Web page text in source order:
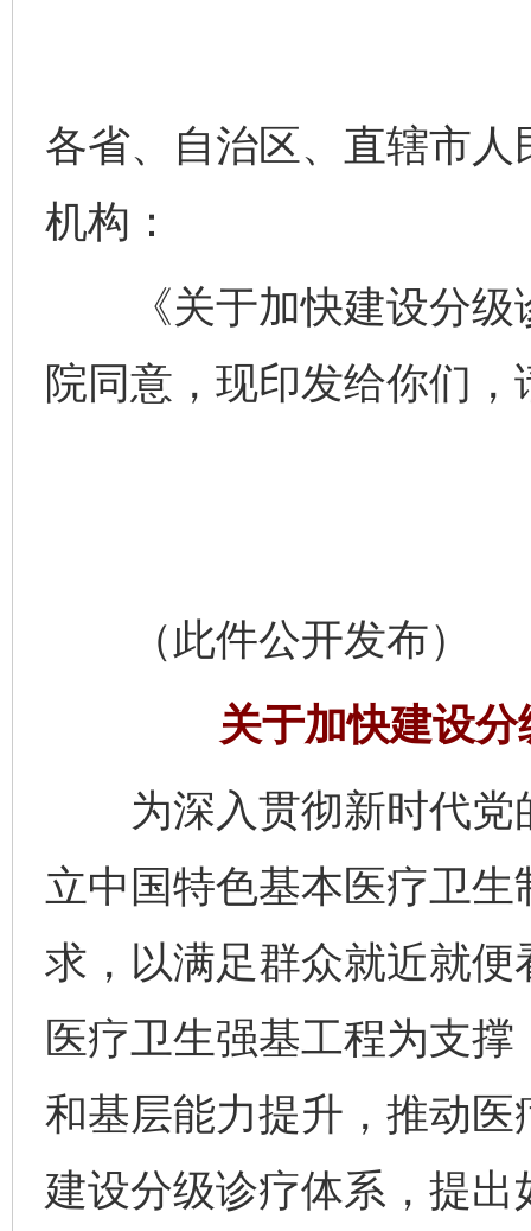
各省、自治区、直辖市
机构：
《关于加快建设分级
院同意，现印发给你们
（此件公开发布）
关于加快建设
为深入贯彻新时代党
立中国特色基本医疗卫
求，以满足群众就近就
医疗卫生强基工程为支
和基层能力提升，推动
建设分级诊疗体系，提出